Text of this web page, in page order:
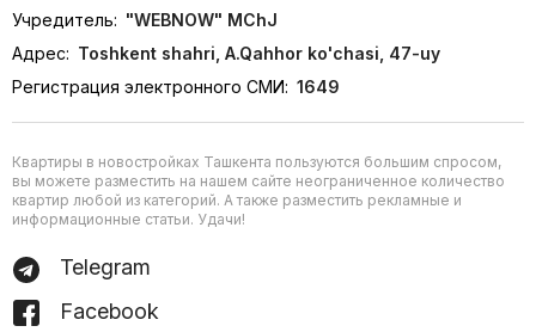
Учредитель: "WEBNOW" MChJ
Адрес: Toshkent shahri, A.Qahhor ko'chasi, 47-uy
Регистрация электронного СМИ: 1649
Квартиры в новостройках Ташкента пользуются большим спросом,
вы можете разместить на нашем сайте неограниченное количество
квартир любой из категорий. А также разместить рекламные и
информационные статьи. Удачи!
Telegram
Facebook